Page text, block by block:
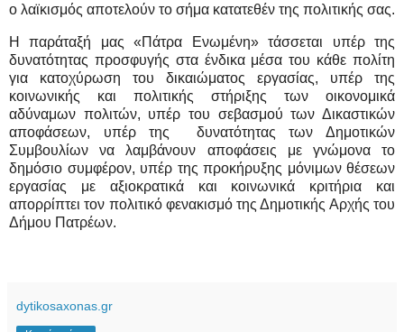
ο λαϊκισμός αποτελούν το σήμα κατατεθέν της πολιτικής σας.
Η παράταξή μας «Πάτρα Ενωμένη» τάσσεται υπέρ της
δυνατότητας προσφυγής στα ένδικα μέσα του κάθε πολίτη
για κατοχύρωση του δικαιώματος εργασίας, υπέρ της
κοινωνικής και πολιτικής στήριξης των οικονομικά
αδύναμων πολιτών, υπέρ του σεβασμού των Δικαστικών
αποφάσεων, υπέρ της
δυνατότητας των Δημοτικών
Συμβουλίων να λαμβάνουν αποφάσεις με γνώμονα το
δημόσιο συμφέρον, υπέρ της προκήρυξης μόνιμων θέσεων
εργασίας με αξιοκρατικά και κοινωνικά κριτήρια και
απορρίπτει τον πολιτικό φενακισμό της Δημοτικής Αρχής του
Δήμου Πατρέων.
dytikosaxonas.gr